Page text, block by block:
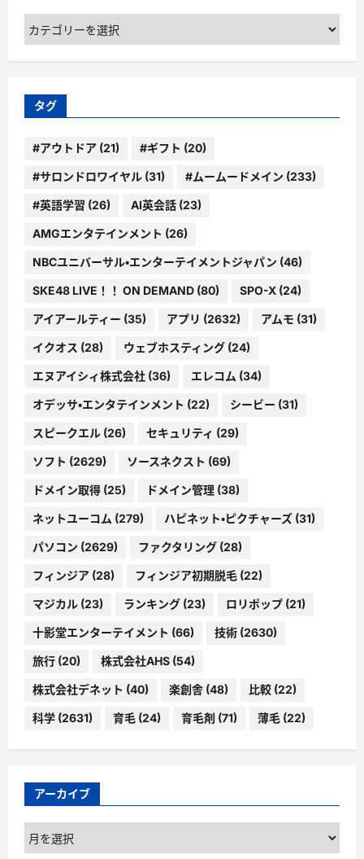
カ
ゴ
ー
タグ
#アウトドア (21) #ギフト (20)
#サロンドロワイヤル (31) #ムームードメイン (233)
#英語学習 (26) AI英会話 (23)
AMGエンタテインメント (26)
NBCユニバーサル・エンターテイメントジャパン (46)
SKE48 LIVE！！ ON DEMAND (80) SPO-X (24)
アイアールティー (35) アプリ (2632) アムモ (31)
イクオス (28) ウェブホスティング (24)
エヌアイシィ株式会社 (36) エレコム (34)
オデッサ・エンタテインメント (22) シービー (31)
スピークエル (26) セキュリティ (29)
ソフト (2629) ソースネクスト (69)
ドメイン取得 (25) ドメイン管理 (38)
ネットユーコム (279) ハピネット・ピクチャーズ (31)
パソコン (2629) ファクタリング (28)
フィンジア (28) フィンジア初期脱毛 (22)
マジカル (23) ランキング (23) ロリポップ (21)
十影堂エンターテイメント (66) 技術 (2630)
旅行 (20) 株式会社AHS (54)
株式会社デネット (40) 楽創舎 (48) 比較 (22)
科学 (2631) 育毛 (24) 育毛剤 (71) 薄毛 (22)
アーカイブ
ア
ー